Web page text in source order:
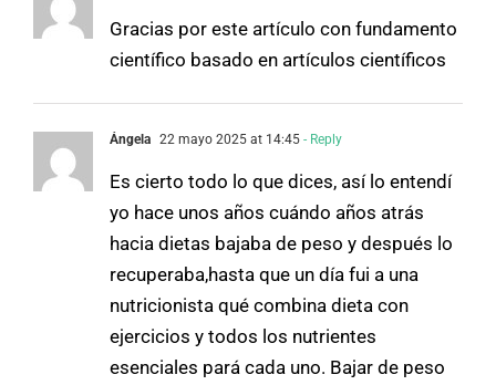
Gracias por este artículo con fundamento
científico basado en artículos científicos
Ángela 22 mayo 2025 at 14:45 - Reply
Es cierto todo lo que dices, así lo entendí
yo hace unos años cuándo años atrás
hacia dietas bajaba de peso y después lo
recuperaba,hasta que un día fui a una
nutricionista qué combina dieta con
ejercicios y todos los nutrientes
esenciales pará cada uno. Bajar de peso